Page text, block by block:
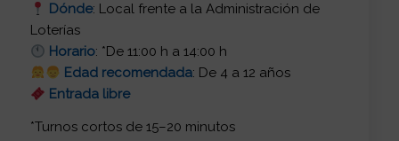
Dónde: Local frente a la Administración de
Loterías
Horario: *De 11:00 h a 14:00 h
Edad recomendada: De 4 a 12 años
Entrada libre
*Turnos cortos de 15–20 minutos